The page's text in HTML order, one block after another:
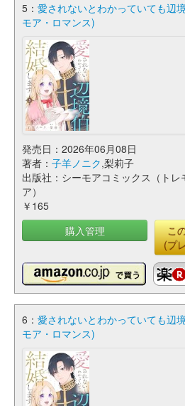
5： 愛されないとわかっていても辺
モア・ロマンス)
発売日：2026年06月08日
著者： 子羊ノニク,梨莉子
出版社：シーモアコミックス（トレ
ア）
￥165
購入管理
こ
(プ
6： 愛されないとわかっていても辺
モア・ロマンス)